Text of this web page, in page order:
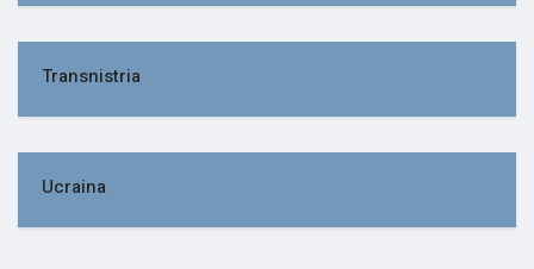
Transnistria
Ucraina